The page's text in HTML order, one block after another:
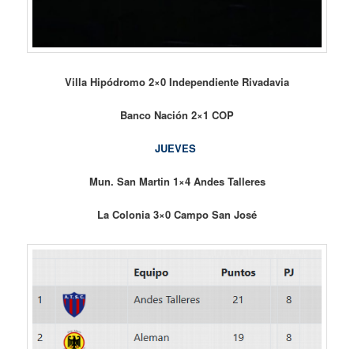
Villa Hipódromo 2×0 Independiente Rivadavia
Banco Nación 2×1 COP
JUEVES
Mun. San Martin 1×4 Andes Talleres
La Colonia 3×0 Campo San José